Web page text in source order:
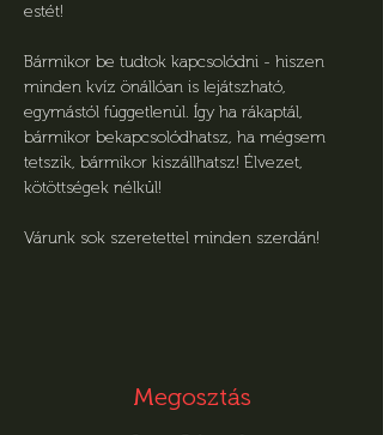
estét!
Bármikor be tudtok kapcsolódni - hiszen
minden kvíz önállóan is lejátszható,
egymástól függetlenül. Így ha rákaptál,
bármikor bekapcsolódhatsz, ha mégsem
tetszik, bármikor kiszállhatsz! Élvezet,
kötöttségek nélkül!
Várunk sok szeretettel minden szerdán!
Megosztás